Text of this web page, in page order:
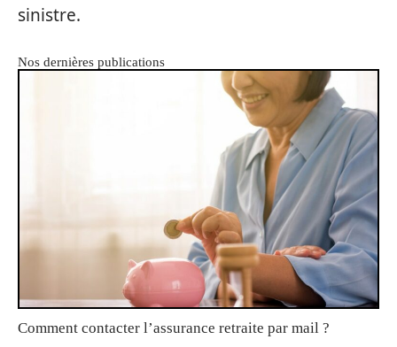
sinistre.
Nos dernières publications
Comment contacter l’assurance retraite par mail ?